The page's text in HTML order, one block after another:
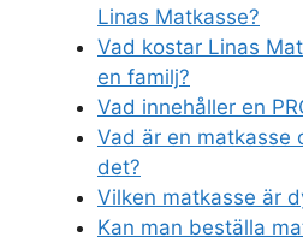
Linas Matkasse?
Vad kostar Linas
en familj?
Vad innehåller en
Vad är en matkasse
det?
Vilken matkasse är
Kan man beställa